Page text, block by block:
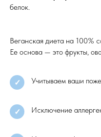
белок.
Веганская диета на 100%
Ее основа — это фрукты,
✓ Учитываем ваши
✓ Исключение